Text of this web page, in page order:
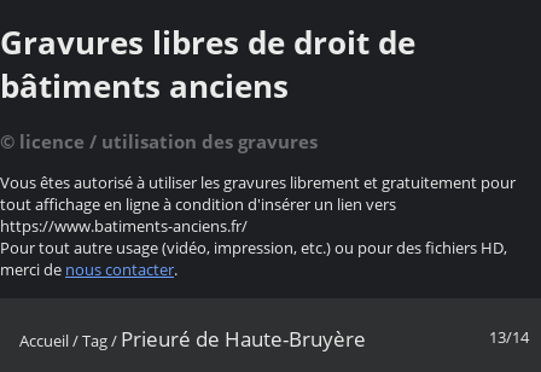
Gravures libres de droit de
bâtiments anciens
© licence / utilisation des gravures
Vous êtes autorisé à utiliser les gravures librement et gratuitement pour
tout affichage en ligne à condition d'insérer un lien vers
https://www.batiments-anciens.fr/
Pour tout autre usage (vidéo, impression, etc.) ou pour des fichiers HD,
merci de nous contacter.
13/14
Accueil/Tag/ Prieuré de Haute-Bruyère